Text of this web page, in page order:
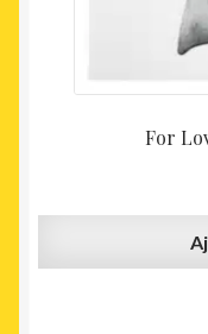
For